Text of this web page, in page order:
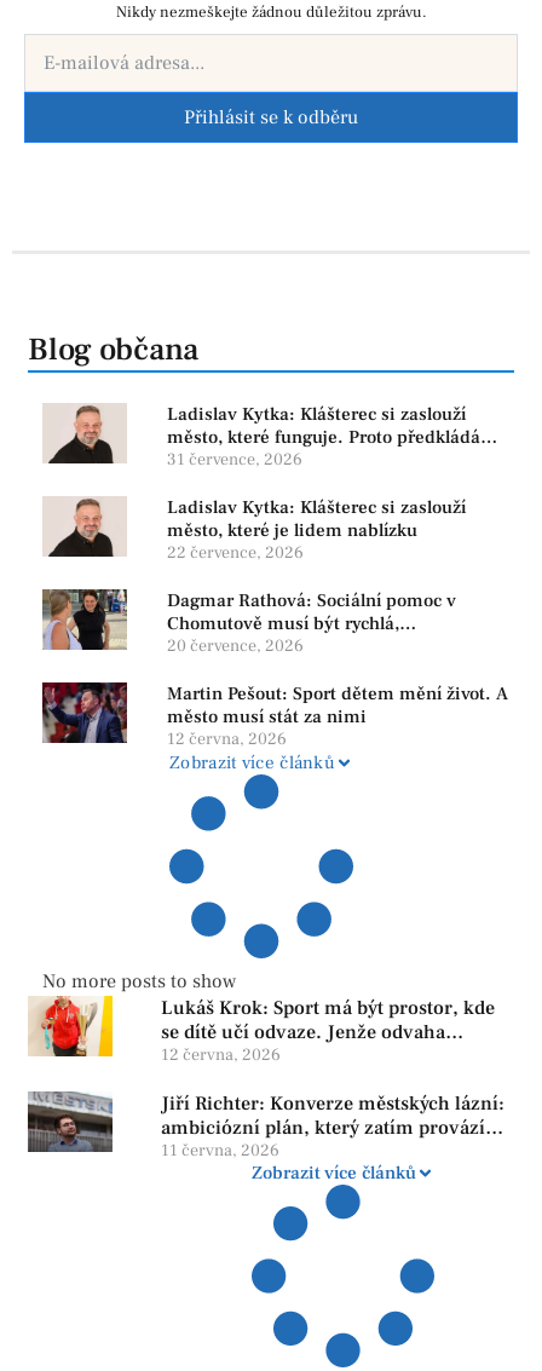
Nikdy nezmeškejte žádnou důležitou zprávu.
Přihlásit se k odběru
Blog občana
Ladislav Kytka: Klášterec si zaslouží
město, které funguje. Proto předkládáme
program, který řeší skutečné problémy
31 července, 2026
Ladislav Kytka: Klášterec si zaslouží
město, které je lidem nablízku
22 července, 2026
Dagmar Rathová: Sociální pomoc v
Chomutově musí být rychlá,
srozumitelná a férová. Ne udržovat lidi v
20 července, 2026
Martin Pešout: Sport dětem mění život. A
město musí stát za nimi
12 června, 2026
Zobrazit více článků
No more posts to show
Lukáš Krok: Sport má být prostor, kde
se dítě učí odvaze. Jenže odvaha
neroste tam, kde se bojí udělat chybu.
12 června, 2026
Jiří Richter: Konverze městských lázní:
ambiciózní plán, který zatím provází
více otazníků než jistot
11 června, 2026
Zobrazit více článků